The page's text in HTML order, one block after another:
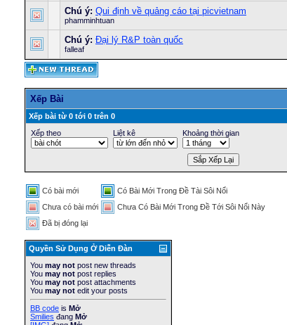
Chú ý: Qui định về quảng cáo tại picvietnam
phamminhtuan
Chú ý: Đại lý R&P toàn quốc
falleaf
Xếp Bài
Xếp bài từ 0 tới 0 trên 0
Xếp theo
Liệt kê Khoảng thời gian
Có bài mới
Có Bài Mới Trong Ðề Tài Sôi Nổi
Chưa có bài mới
Chưa Có Bài Mới Trong Ðề Tới Sôi Nổi Này
Ðã bị đóng lại
Quyền Sử Dụng Ở Diễn Ðàn
You may not post new threads
You may not post replies
You may not post attachments
You may not edit your posts
BB code is Mở
Smilies đang Mở